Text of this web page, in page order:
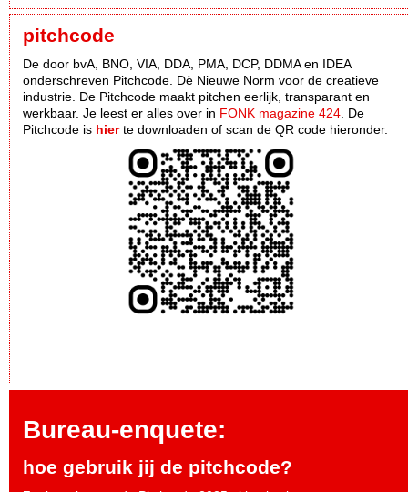
pitchcode
De door bvA, BNO, VIA, DDA, PMA, DCP, DDMA en IDEA
onderschreven Pitchcode. Dè Nieuwe Norm voor de creatieve
industrie. De Pitchcode maakt pitchen eerlijk, transparant en
werkbaar. Je leest er alles over in FONK magazine 424 . De
Pitchcode is hierte downloaden of scan de QR code hieronder.
Bureau-enquete:
hoe gebruik jij de pitchcode?